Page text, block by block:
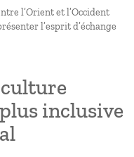
l’Orient et l’Occident
l’esprit d’échange
inclusive